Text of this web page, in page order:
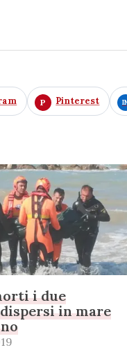
Pinterest
i due
in mare